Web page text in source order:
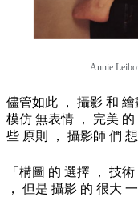
Annie
儘管如此 ， 攝影 和
模仿 無表情 ， 完美
些 原則 ， 攝影師 們
「構圖 的 選擇 ， 技
， 但是 攝影 的 很大